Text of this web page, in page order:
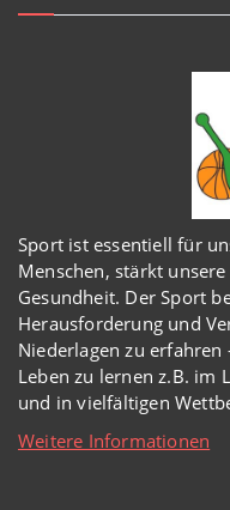
Sport ist essentiell für
Menschen, stärkt
Gesundheit. Der Sport
Herausforderung und
Niederlagen zu
Leben zu lernen z.B. im
und in vielfältigen
Weitere Informationen